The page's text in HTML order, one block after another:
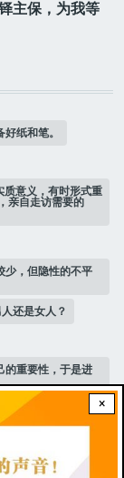
×
主保，为我等
纸和笔。
质意义，有时形式重
亲自走访需要的
少，但隐性的不平
还是女人？
的重要性，于是进